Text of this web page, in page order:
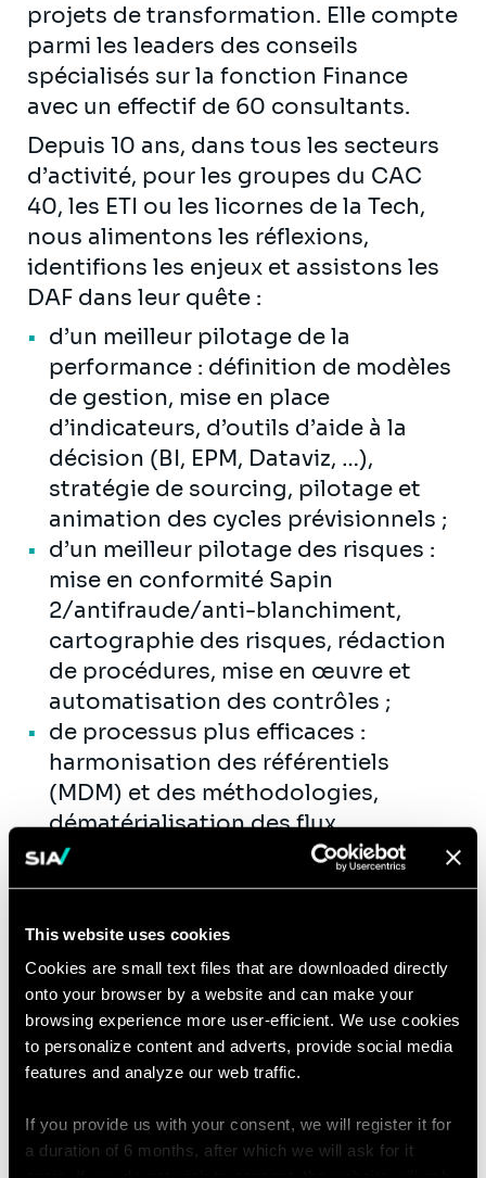
This website uses cookies
Cookies are small text files that are downloaded directly
onto your browser by a website and can make your
browsing experience more user-efficient. We use cookies
to personalize content and adverts, provide social media
features and analyze our web traffic.
If you provide us with your consent, we will register it for
a duration of 6 months, after which we will ask for it
projets de transformation. Elle compte
parmi les leaders des conseils
spécialisés sur la fonction Finance
avec un effectif de 60 consultants.
Depuis 10 ans, dans tous les secteurs
d’activité, pour les groupes du CAC
40, les ETI ou les licornes de la Tech,
nous alimentons les réflexions,
identifions les enjeux et assistons les
DAF dans leur quête :
d’un meilleur pilotage de la
performance : définition de modèles
de gestion, mise en place
d’indicateurs, d’outils d’aide à la
décision (BI, EPM, Dataviz, …),
stratégie de sourcing, pilotage et
animation des cycles prévisionnels ;
d’un meilleur pilotage des risques :
mise en conformité Sapin
2/antifraude/anti-blanchiment,
cartographie des risques, rédaction
de procédures, mise en œuvre et
automatisation des contrôles ;
de processus plus efficaces :
harmonisation des référentiels
(MDM) et des méthodologies,
dématérialisation des flux,
robotisation (RPA) et
automatisation (Process mining,
digitalisation de processus, de
l’analyse et des contrôles,
amélioration continue de la qualité
comptable et accompagnement de
projets d’ERP ;
clients internes : mise en place de
Centres de Services Partagés, de